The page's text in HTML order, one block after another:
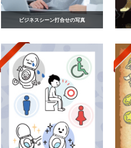
ビジネスシーン打合せの写真